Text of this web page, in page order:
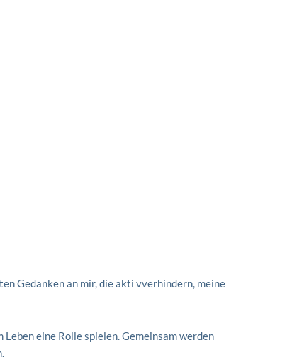
Gedanken an mir, die akti vverhindern, meine
eine Rolle spielen. Gemeinsam werden